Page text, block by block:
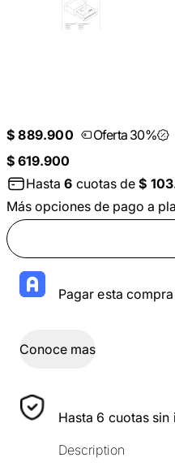
$ 889.900
Oferta 30%
$ 619.900
Hasta6 cuotas de$
Más opciones de pago a
Pagar esta
Conoce mas
Hasta 6 cuotas sin
Description